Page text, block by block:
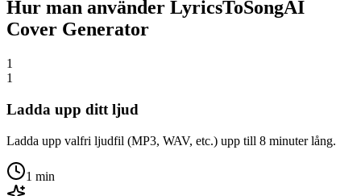
Hur man använder LyricsToSongAI
Cover Generator
1
1
Ladda upp ditt ljud
Ladda upp valfri ljudfil (MP3, WAV, etc.) upp till 8 minuter lång.
1 min